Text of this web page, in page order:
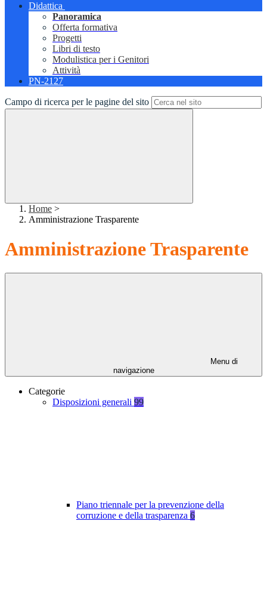
Didattica
Panoramica
Offerta formativa
Progetti
Libri di testo
Modulistica per i Genitori
Attività
PN-2127
Campo di ricerca per le pagine del sito
Home >
Amministrazione Trasparente
Amministrazione Trasparente
Menu di
navigazione
Categorie
Disposizioni generali 99
Piano triennale per la prevenzione della
corruzione e della trasparenza 6